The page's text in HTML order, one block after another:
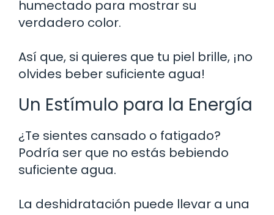
humectado para mostrar su
verdadero color.
Así que, si quieres que tu piel brille, ¡no
olvides beber suficiente agua!
Un Estímulo para la Energía
¿Te sientes cansado o fatigado?
Podría ser que no estás bebiendo
suficiente agua.
La deshidratación puede llevar a una